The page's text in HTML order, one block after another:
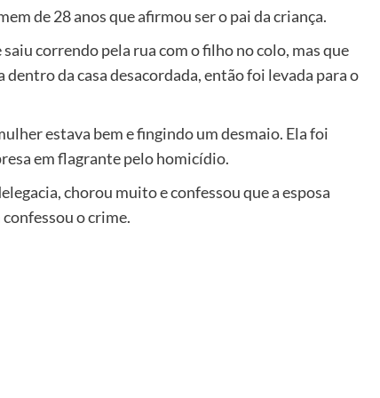
de 28 anos que afirmou ser o pai da criança.
correndo pela rua com o filho no colo, mas que
da casa desacordada, então foi levada para o
estava bem e fingindo um desmaio. Ela foi
em flagrante pelo homicídio.
chorou muito e confessou que a esposa
o crime.